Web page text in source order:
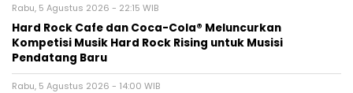
Rabu, 5 Agustus 2026 - 22:15 WIB
Hard Rock Cafe dan Coca-Cola® Meluncurkan
Kompetisi Musik Hard Rock Rising untuk Musisi
Pendatang Baru
Rabu, 5 Agustus 2026 - 14:00 WIB